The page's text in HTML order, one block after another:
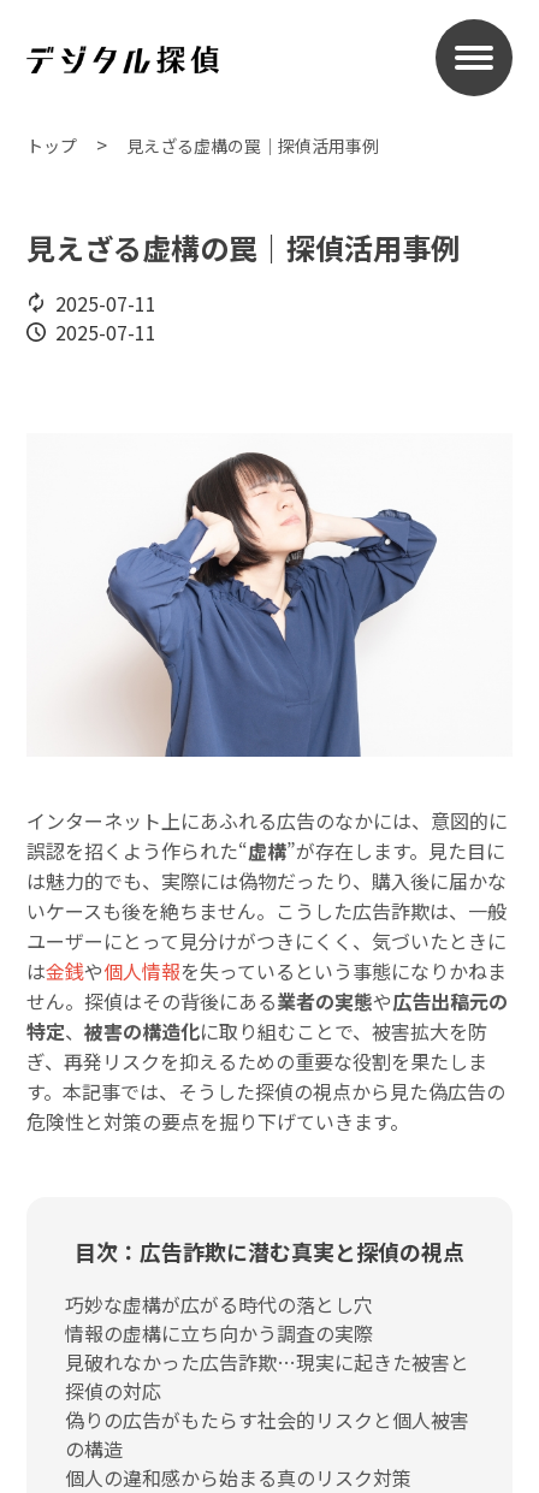
トップ 見えざる虚構の罠｜探偵活用事例
見えざる虚構の罠｜探偵活用事例
2025-07-11
2025-07-11
インターネット上にあふれる広告のなかには、意図的に
誤認を招くよう作られた“虚構”が存在します。見た目に
は魅力的でも、実際には偽物だったり、購入後に届かな
いケースも後を絶ちません。こうした広告詐欺は、一般
ユーザーにとって見分けがつきにくく、気づいたときに
は金銭や個人情報を失っているという事態になりかねま
せん。探偵はその背後にある業者の実態や広告出稿元の
特定、被害の構造化に取り組むことで、被害拡大を防
ぎ、再発リスクを抑えるための重要な役割を果たしま
す。本記事では、そうした探偵の視点から見た偽広告の
危険性と対策の要点を掘り下げていきます。
目次：広告詐欺に潜む真実と探偵の視点
巧妙な虚構が広がる時代の落とし穴
情報の虚構に立ち向かう調査の実際
見破れなかった広告詐欺…現実に起きた被害と
探偵の対応
偽りの広告がもたらす社会的リスクと個人被害
の構造
個人の違和感から始まる真のリスク対策